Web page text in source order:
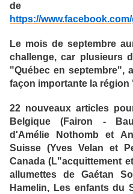
de
https://
Le mois de septembre
challenge, car plusieurs
"Québec en septembre",
façon importante la région
22 nouveaux articles
Belgique (Fairon -
d'Amélie Nothomb et
Suisse (Yves Velan et
Canada (L"acquittement
allumettes de Gaétan
Hamelin, Les enfants du